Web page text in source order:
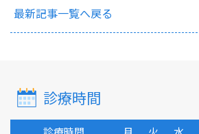
最新記事一覧へ戻る
診療時間